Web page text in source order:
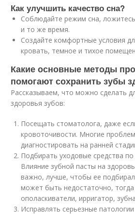
Как улучшить качество сна?
Соблюдайте режим сна,
и то же время.
Создайте комфортные условия
кровать, темное и тихое
Какие основные методы
помогают сохранить зубы
Рассказываем, что можно сделать
здоровья зубов:
Посещать стоматолога, даже
кровоточивости. Многие
диагностировать на ранней
Подбирать уходовые средства
Влияние зубной пасты на
важно, лучше, чтобы ее
может быть недостаточно,
ополаскиватели, ирригатор,
Исправлять серьезные